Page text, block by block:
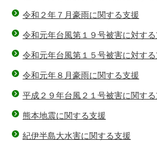
令和２年７月豪雨に関する支援
令和元年台風第１９号被害に対す
令和元年台風第１５号被害に対す
令和元年８月豪雨に関する支援
平成２９年台風２１号被害に関す
熊本地震に関する支援
紀伊半島大水害に関する支援